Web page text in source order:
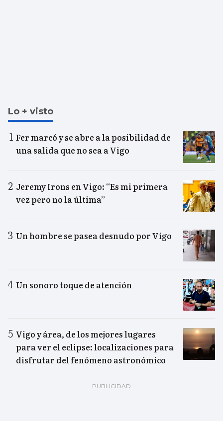
Lo + visto
Fer marcó y se abre a la posibilidad de
una salida que no sea a Vigo
Jeremy Irons en Vigo: “Es mi primera
vez pero no la última”
Un hombre se pasea desnudo por Vigo
Un sonoro toque de atención
Vigo y área, de los mejores lugares
para ver el eclipse: localizaciones para
disfrutar del fenómeno astronómico